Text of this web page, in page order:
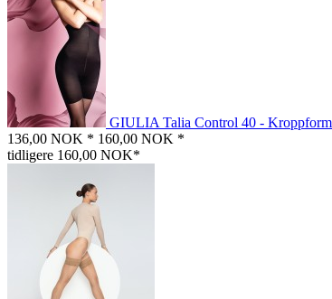
GIULIA Talia Control 40 -
136,00 NOK * 160,00 NOK *
tidligere 160,00 NOK*